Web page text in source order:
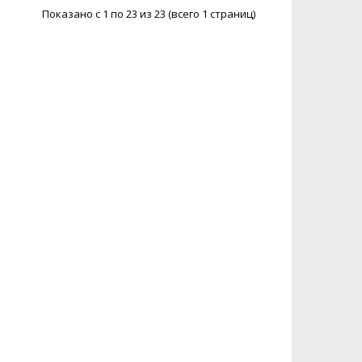
Показано с 1 по 23 из 23 (всего 1 страниц)